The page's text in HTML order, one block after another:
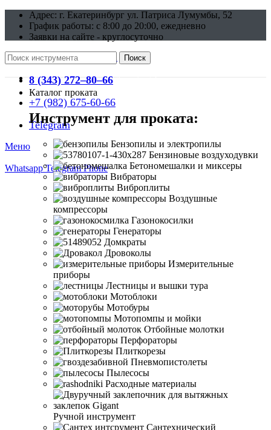
Адрес: г. Екатеринбург ул. Патриса Лумумбы, 52
График работы: c 8:00 до 20:00, ежедневно
Заявки на сайте - круглосуточно
bobri-dobri52@mail.ru
г. Екатеринбург ул. Патриса Лумумбы, 52
Поиск
8 (343) 272–80–66
+7 (982) 675-60-66
Telegram
Меню
Whatsapp Telegram Phone
Каталог проката
Инструмент для проката:
Бензопилы и электропилы
Бензиновые воздуходувки
Бетономешалки и миксеры
Вибраторы
Виброплиты
Воздушные
компрессоры
Газонокосилки
Генераторы
Домкраты
Дровоколы
Измерительные
приборы
Лестницы и вышки тура
Мотоблоки
Мотобуры
Мотопомпы и мойки
Отбойные молотки
Перфораторы
Плиткорезы
Пневмопистолеты
Пылесосы
Расходные материалы
Ручной инструмент
Сантехнический